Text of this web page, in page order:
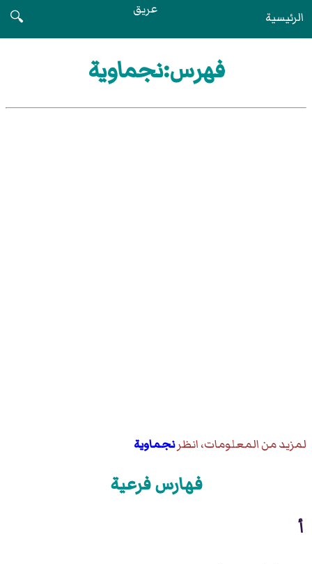
الرئيسية عريق
🔍
فهرس:نجماوية
لمزيد من المعلومات، انظرنجماوية
فهارس فرعية
أ